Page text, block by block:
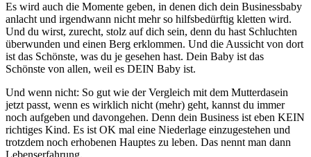
Es wird auch die Momente geben, in denen dich dein Businessbaby
anlacht und irgendwann nicht mehr so hilfsbedürftig kletten wird.
Und du wirst, zurecht, stolz auf dich sein, denn du hast Schluchten
überwunden und einen Berg erklommen. Und die Aussicht von dort
ist das Schönste, was du je gesehen hast. Dein Baby ist das
Schönste von allen, weil es DEIN Baby ist.
Und wenn nicht: So gut wie der Vergleich mit dem Mutterdasein
jetzt passt, wenn es wirklich nicht (mehr) geht, kannst du immer
noch aufgeben und davongehen. Denn dein Business ist eben KEIN
richtiges Kind. Es ist OK mal eine Niederlage einzugestehen und
trotzdem noch erhobenen Hauptes zu leben. Das nennt man dann